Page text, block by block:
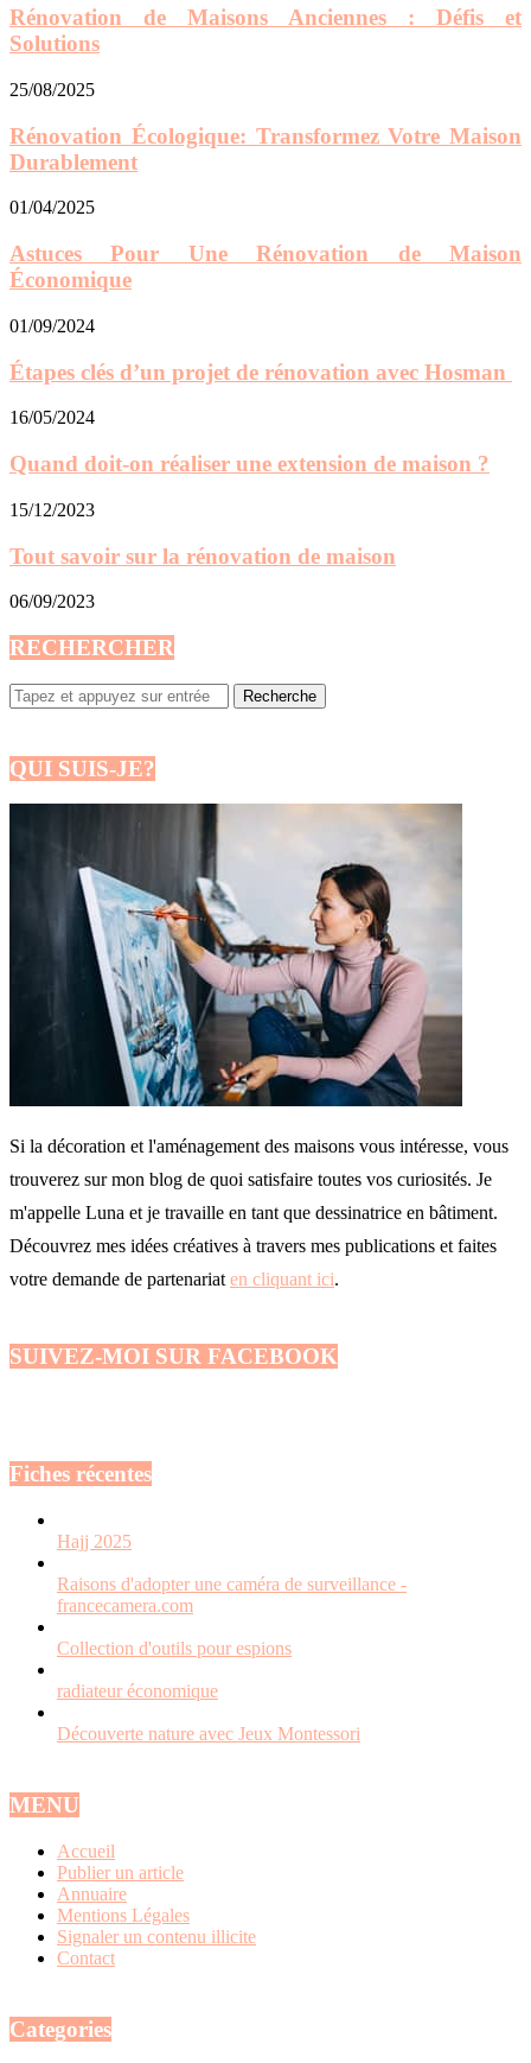
Rénovation de Maisons Anciennes : Défis et
Solutions
25/08/2025
Rénovation Écologique: Transformez Votre Maison
Durablement
01/04/2025
Astuces Pour Une Rénovation de Maison
Économique
01/09/2024
Étapes clés d’un projet de rénovation avec Hosman
16/05/2024
Quand doit-on réaliser une extension de maison ?
15/12/2023
Tout savoir sur la rénovation de maison
06/09/2023
RECHERCHER
QUI SUIS-JE?
Si la décoration et l'aménagement des maisons vous intéresse, vous
trouverez sur mon blog de quoi satisfaire toutes vos curiosités. Je
m'appelle Luna et je travaille en tant que dessinatrice en bâtiment.
Découvrez mes idées créatives à travers mes publications et faites
votre demande de partenariat en cliquant ici.
SUIVEZ-MOI SUR FACEBOOK
Fiches récentes
Hajj 2025
Raisons d'adopter une caméra de surveillance -
francecamera.com
Collection d'outils pour espions
radiateur économique
Découverte nature avec Jeux Montessori
MENU
Accueil
Publier un article
Annuaire
Mentions Légales
Signaler un contenu illicite
Contact
Categories